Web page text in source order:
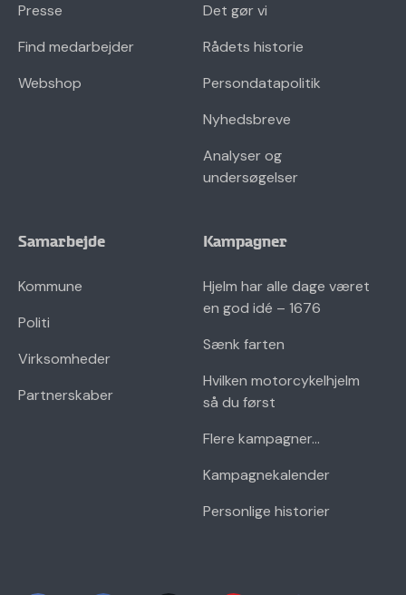
Presse
Find medarbejder
Webshop
Det gør vi
Rådets historie
Persondatapolitik
Nyhedsbreve
Analyser og
undersøgelser
Samarbejde
Kommune
Politi
Virksomheder
Partnerskaber
Kampagner
Hjelm har alle dage været
en god idé – 1676
Sænk farten
Hvilken motorcykelhjelm
så du først
Flere kampagner...
Kampagnekalender
Personlige historier